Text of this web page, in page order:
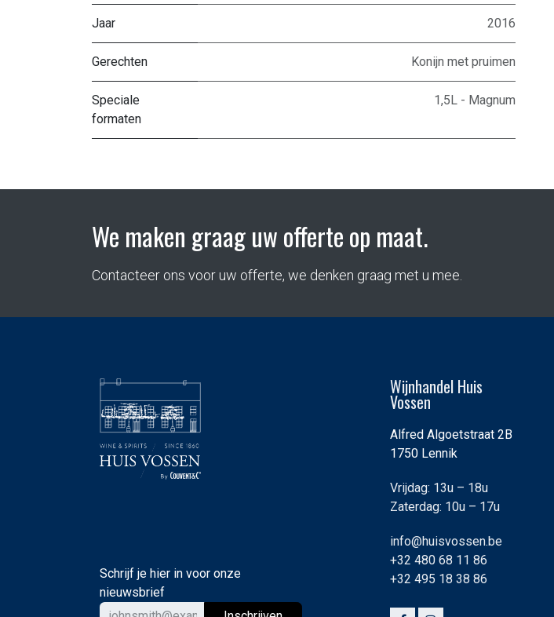
Jaar 2016
Gerechten Konijn met pruimen
Speciale
formaten
1,5L - Magnum
We maken graag uw offerte op maat.
Contacteer ons voor uw offerte, we denken graag met u mee.
Schrijf je hier in voor onze
nieuwsbrief
Wijnhandel Huis
Vossen
Alfred Algoetstraat 2B
1750 Lennik
Vrijdag: 13u – 18u
Zaterdag: 10u – 17u
info@huisvossen.be
+32 480 68 11 86
+32 495 18 38 86